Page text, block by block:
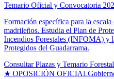
Temario Oficial y Convocatoria
Formación específica para la escala
madrileños. Estudia el Plan de
Incendios Forestales (INFOMA) y
Protegidos del Guadarrama.
Consultar Plazas y Temario
★ OPOSICIÓN OFICIAL